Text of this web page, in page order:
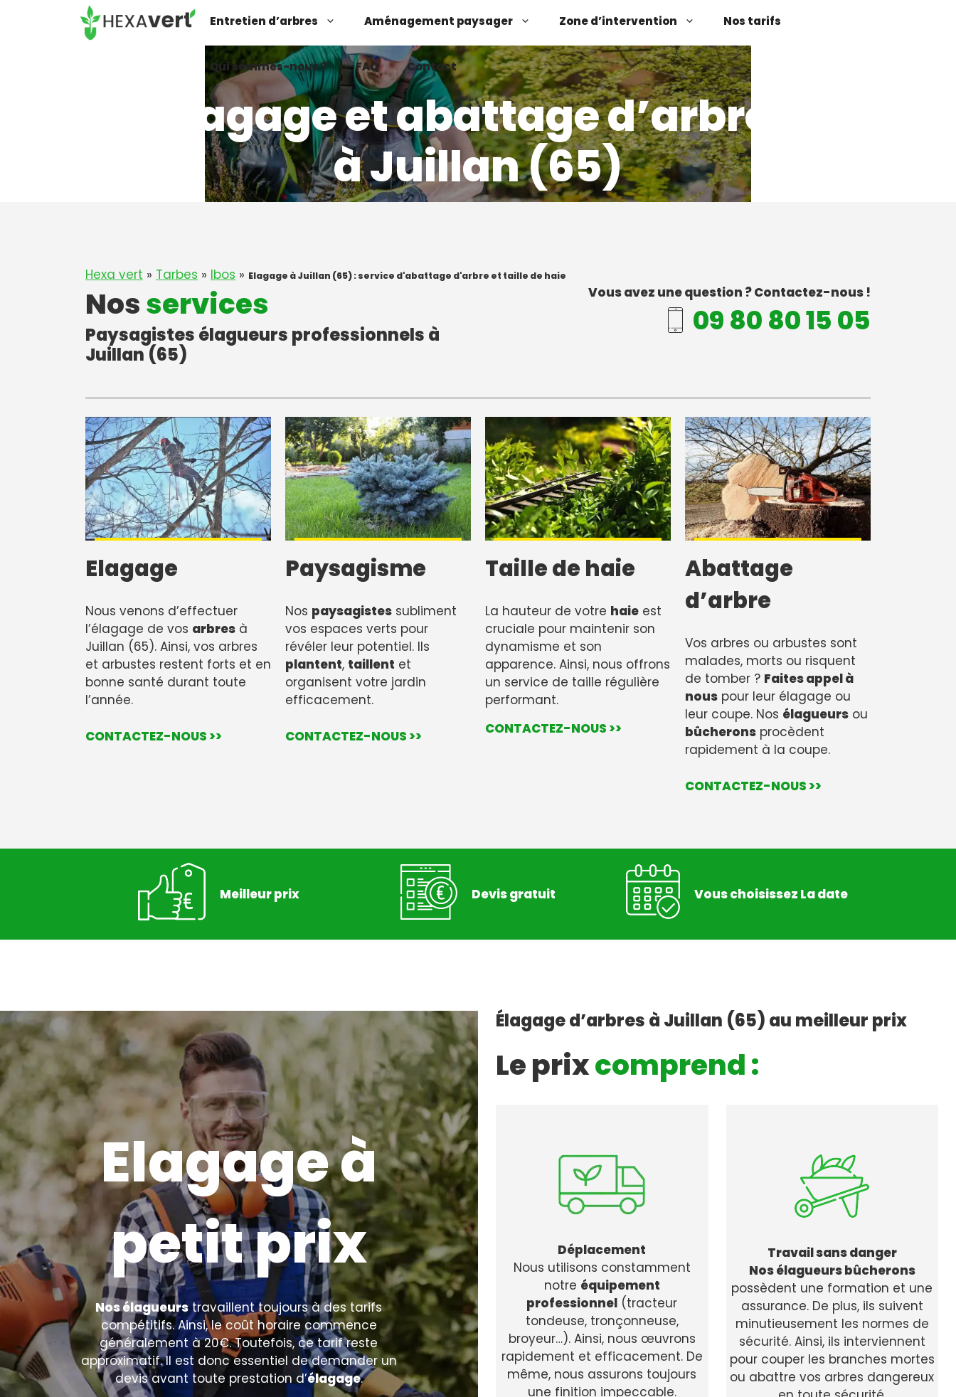
Entretien d’arbres Aménagement paysager Zone d’intervention Nos tarifs
Qui sommes-nous ? FAQ Contact
Elagage et abattage d’arbres
à Juillan (65)
Hexa vert » Tarbes » Ibos » Elagage à Juillan (65) : service d'abattage d'arbre et taille de haie
Nosservices
Paysagistes élagueurs professionnels à
Juillan (65)
Vous avez une question ? Contactez-nous !
09 80 80 15 05
Elagage
Nous venons d’effectuer
l’élagage de vos arbres à
Juillan (65). Ainsi, vos arbres
et arbustes restent forts et en
bonne santé durant toute
l’année.
CONTACTEZ-NOUS >>
Paysagisme
Nos paysagistes subliment
vos espaces verts pour
révéler leur potentiel. Ils
plantent, taillent et
organisent votre jardin
efficacement.
CONTACTEZ-NOUS >>
Taille de haie
La hauteur de votre haie est
cruciale pour maintenir son
dynamisme et son
apparence. Ainsi, nous offrons
un service de taille régulière
performant.
CONTACTEZ-NOUS >>
Abattage
d’arbre
Vos arbres ou arbustes sont
malades, morts ou risquent
de tomber ? Faites appel à
nous pour leur élagage ou
leur coupe. Nos élagueurs ou
bûcherons procèdent
rapidement à la coupe.
CONTACTEZ-NOUS >>
Meilleur prix Devis gratuit Vous choisissez La date
Elagage à
petit prix
Nos élagueurstravaillent toujours à des tarifs
compétitifs. Ainsi, le coût horaire commence
généralement à 20€. Toutefois, ce tarif reste
approximatif. Il est donc essentiel de demander un
devis avant toute prestation d’élagage.
Élagage d’arbres à Juillan (65) au meilleur prix
Le prixcomprend :
Déplacement
Nous utilisons constamment
notre équipement
professionnel (tracteur
tondeuse, tronçonneuse,
broyeur…). Ainsi, nous œuvrons
rapidement et efficacement. De
même, nous assurons toujours
une finition impeccable.
Travail sans danger
Nos élagueurs bûcherons
possèdent une formation et une
assurance. De plus, ils suivent
minutieusement les normes de
sécurité. Ainsi, ils interviennent
pour couper les branches mortes
ou abattre vos arbres dangereux